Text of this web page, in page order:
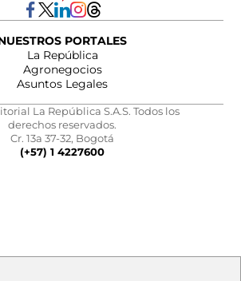
PORTALES
La República
Agronegocios
Asuntos Legales
La República S.A.S. Todos los
derechos reservados.
Cr. 13a 37-32, Bogotá
(+57) 1 4227600